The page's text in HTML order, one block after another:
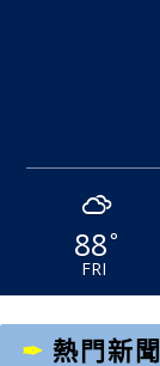
88°
FRI
熱門新聞